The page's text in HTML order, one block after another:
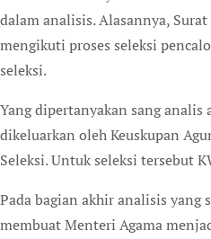
dalam analisis. Alasannya,
mengikuti proses seleksi
seleksi.
Yang dipertanyakan sang
dikeluarkan oleh Keuskupan
Seleksi. Untuk seleksi tersebut
Pada bagian akhir analisis yang
membuat Menteri Agama